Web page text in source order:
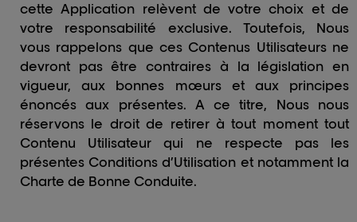
cette Application relèvent de votre choix et de
votre responsabilité exclusive. Toutefois, Nous
vous rappelons que ces Contenus Utilisateurs ne
devront pas être contraires à la législation en
vigueur, aux bonnes mœurs et aux principes
énoncés aux présentes. A ce titre, Nous nous
réservons le droit de retirer à tout moment tout
Contenu Utilisateur qui ne respecte pas les
présentes Conditions d’Utilisation et notamment la
Charte de Bonne Conduite.